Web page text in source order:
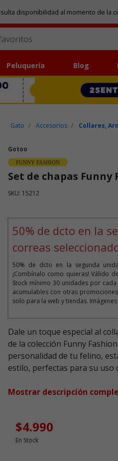
disponibilidad al momento de la
Peluquería Blog
Gato Accesorios Collares,
Gotoo
FUNNY FASHION
Set de chapas
SKU: 15212
50% de dcto en la
correas
50% de dcto en la segunda
¡Combínalo como quieras! Válido
Stock mínimo 30 unidades por
acumulables con otras
solo para la web y tiendas.
Dale un toque especial al
de la colección Funny
personalidad de tu felino,
estilo, perfectas para su uso
Mostrar descripción
$4.990
En Stock